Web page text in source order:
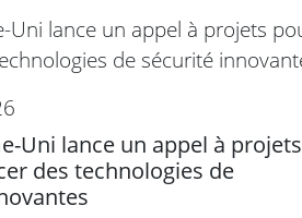
Uni lance un appel à projets
des technologies de